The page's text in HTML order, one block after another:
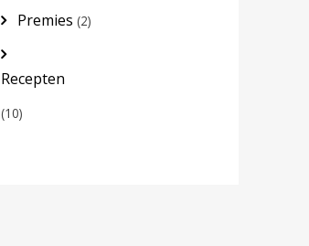
Premies (2)
Recepten
(10)